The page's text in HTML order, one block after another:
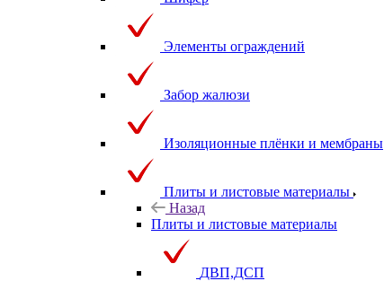
Элементы ограждений
Забор жалюзи
Изоляционные плёнки и мембраны
Плиты и листовые материалы
Назад
Плиты и листовые материалы
ДВП,ДСП